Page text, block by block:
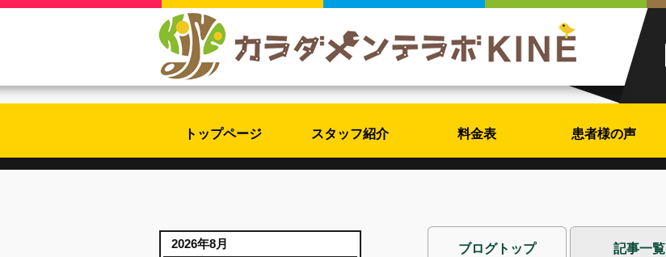
トップページ スタッフ紹介 料金表 患者様の声
ブログトップ 記事一覧
2026年8月